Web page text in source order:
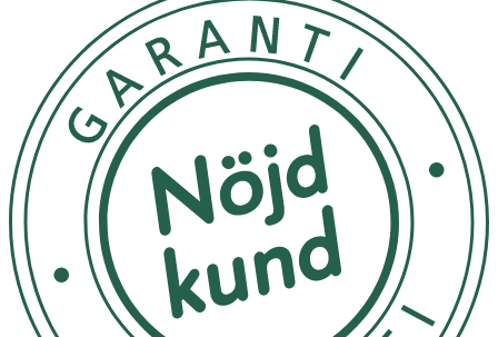
kick. Remington Wet2Straight är det enda verktyg du
behöver för att skapa en underbart snygg look som
håller och det på nolltid.
OK för gravida och ammande:
Ja